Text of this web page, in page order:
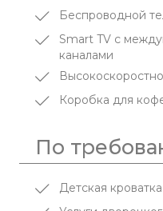
Беспроводной
Smart TV с
каналами
Коробка для
По
Детская